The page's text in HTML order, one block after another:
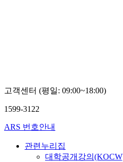
고객센터 (평일: 09:00~18:00)
1599-3122
ARS 번호안내
관련누리집
대학공개강의